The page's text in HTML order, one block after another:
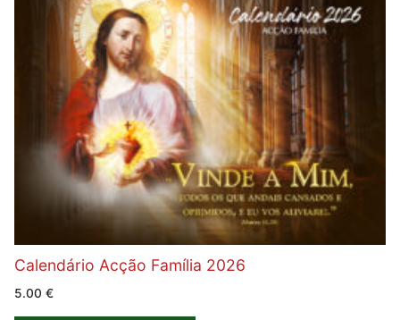
Calendário Acção Família 2026
5.00 €